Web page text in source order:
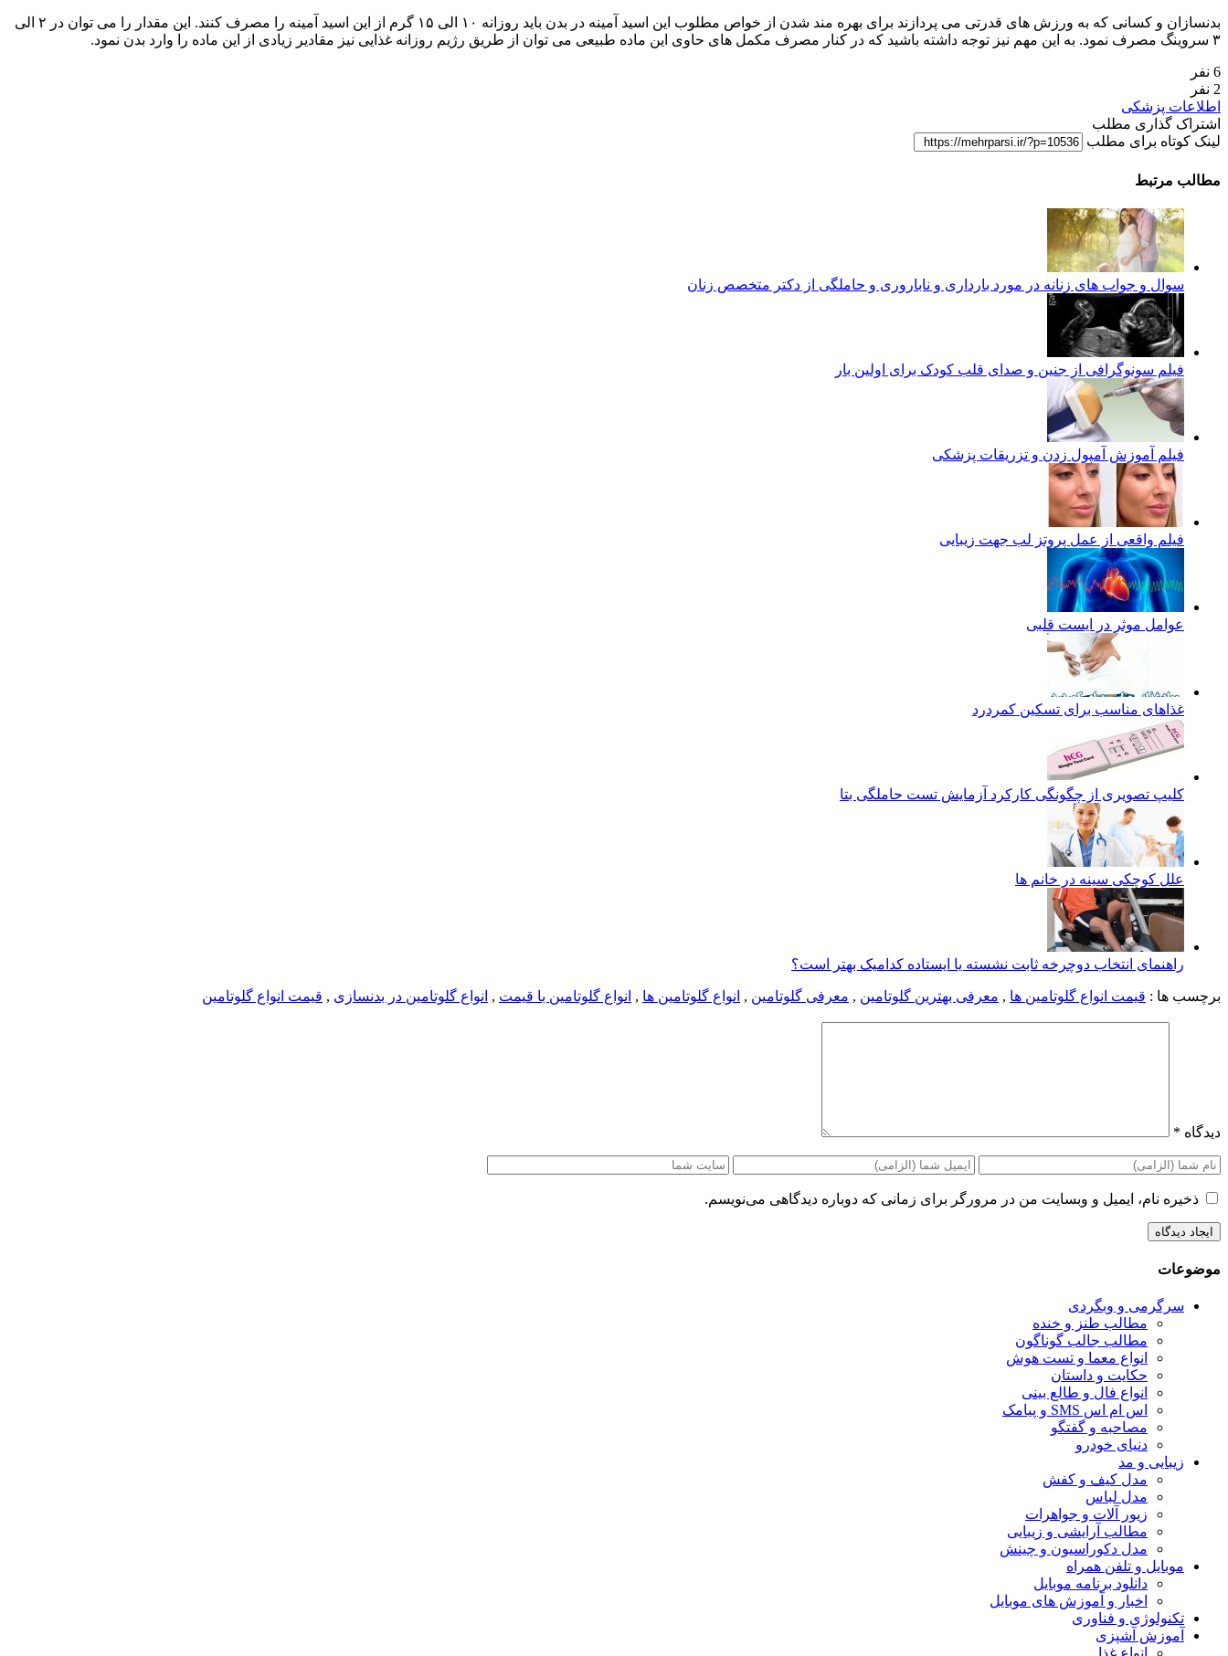
بدنسازان و کسانی که به ورزش های قدرتی می پردازند برای بهره مند شدن از خواص مطلوب این اسید آمینه در بدن باید روزانه ۱۰ الی ۱۵ گرم از این اسید آمینه را مصرف کنند. این مقدار را می توان در ۲ الی
۳ سروینگ مصرف نمود. به این مهم نیز توجه داشته باشید که در کنار مصرف مکمل های حاوی این ماده طبیعی می توان از طریق رژیم روزانه غذایی نیز مقادیر زیادی از این ماده را وارد بدن نمود.
6 نفر
2 نفر
اطلاعات پزشکی
اشتراک گذاری مطلب
لینک کوتاه برای مطلب
مطالب مرتبط
سوال و جواب های زنانه در مورد بارداری و ناباروری و حاملگی از دکتر متخصص زنان
فیلم سونوگرافی از جنین و صدای قلب کودک برای اولین بار
فیلم آموزش آمپول زدن و تزریقات پزشکی
فیلم واقعی از عمل پروتز لب جهت زیبایی
عوامل موثر در ایست قلبی
غذاهای مناسب برای تسکین کمردرد
کلیپ تصویری از چگونگی کارکرد آزمایش تست حاملگی بتا
علل کوچکی سینه در خانم ها
راهنمای انتخاب دوچرخه ثابت نشسته یا ایستاده کدامیک بهتر است؟
برچسب ها : قیمت انواع گلوتامین ها , معرفی بهترین گلوتامین , معرفی گلوتامین , انواع گلوتامین ها , انواع گلوتامین با قیمت , انواع گلوتامین در بدنسازی , قیمت انواع گلوتامین
دیدگاه *
ذخیره نام، ایمیل و وبسایت من در مرورگر برای زمانی که دوباره دیدگاهی می‌نویسم.
موضوعات
سرگرمی و وبگردی
مطالب طنز و خنده
مطالب جالب گوناگون
انواع معما و تست هوش
حکایت و داستان
انواع فال و طالع بینی
اس ام اس SMS و پیامک
مصاحبه و گفتگو
دنیای خودرو
زیبایی و مد
مدل کیف و کفش
مدل لباس
زیور آلات و جواهرات
مطالب آرایشی و زیبایی
مدل دکوراسیون و چینش
موبایل و تلفن همراه
دانلود برنامه موبایل
اخبار و آموزش های موبایل
تکنولوژی و فناوری
آموزش آشپزی
انواع غذا